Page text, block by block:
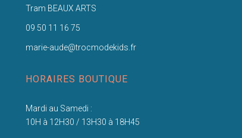
Tram BEAUX ARTS
09 50 11 16 75
marie-aude@trocmodekids.fr
HORAIRES BOUTIQUE
Mardi au Samedi :
10H à 12H30 / 13H30 à 18H45